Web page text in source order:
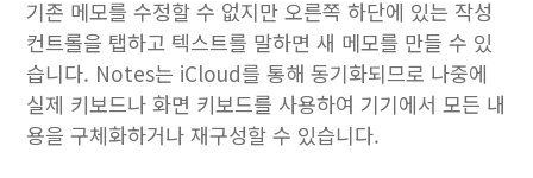
기존 메모를 수정할 수 없지만 오른쪽 하단에 있는 작성
컨트롤을 탭하고 텍스트를 말하면 새 메모를 만들 수 있
습니다. Notes는 iCloud를 통해 동기화되므로 나중에
실제 키보드나 화면 키보드를 사용하여 기기에서 모든 내
용을 구체화하거나 재구성할 수 있습니다.